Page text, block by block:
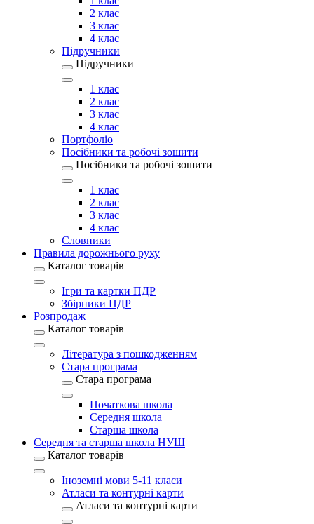
2 клас
3 клас
4 клас
Підручники
Підручники
1 клас
2 клас
3 клас
4 клас
Портфоліо
Посібники та робочі зошити
Посібники та робочі зошити
1 клас
2 клас
3 клас
4 клас
Словники
Правила дорожнього руху
Каталог товарів
Ігри та картки ПДР
Збірники ПДР
Розпродаж
Каталог товарів
Література з пошкодженням
Стара програма
Стара програма
Початкова школа
Середня школа
Старша школа
Середня та старша школа НУШ
Каталог товарів
Іноземні мови 5-11 класи
Атласи та контурні карти
Атласи та контурні карти